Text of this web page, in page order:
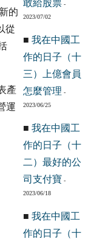
的
從
產
運
敢給股票-
2023/07/02
■ 我在中國工
作的日子（十
三）上億會員
怎麼管理 -
2023/06/25
■ 我在中國工
作的日子（十
二）最好的公
司支付寶 -
2023/06/18
■ 我在中國工
作的日子（十